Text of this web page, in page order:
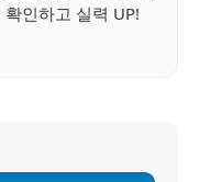
인하고 실력 UP!